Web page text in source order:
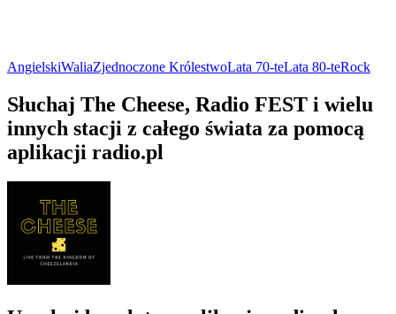
AngielskiWaliaZjednoczone KrólestwoLata 70-teLata 80-teRock
Słuchaj The Cheese, Radio FEST i wielu
innych stacji z całego świata za pomocą
aplikacji radio.pl